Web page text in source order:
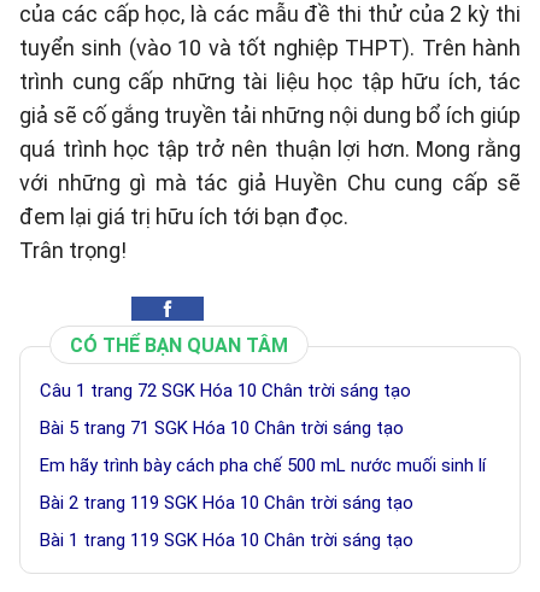
của các cấp học, là các mẫu đề thi thử của 2 kỳ thi
tuyển sinh (vào 10 và tốt nghiệp THPT). Trên hành
trình cung cấp những tài liệu học tập hữu ích, tác
giả sẽ cố gắng truyền tải những nội dung bổ ích giúp
quá trình học tập trở nên thuận lợi hơn. Mong rằng
với những gì mà tác giả Huyền Chu cung cấp sẽ
đem lại giá trị hữu ích tới bạn đọc.
Trân trọng!
CÓ THỂ BẠN QUAN TÂM
Câu 1 trang 72 SGK Hóa 10 Chân trời sáng tạo
Bài 5 trang 71 SGK Hóa 10 Chân trời sáng tạo
Em hãy trình bày cách pha chế 500 mL nước muối sinh lí
Bài 2 trang 119 SGK Hóa 10 Chân trời sáng tạo
Bài 1 trang 119 SGK Hóa 10 Chân trời sáng tạo